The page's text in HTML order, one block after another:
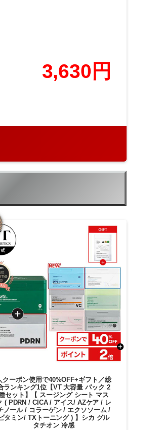
3,630円
クーポン使用で40%OFF+ギフト／総
ランキング1位【VT 大容量 パック 2
セット】【 スージング シート マス
( PDRN / CICA / アイス/ AZケア / レ
ノール / コラーゲン / エクソソーム /
タミン/ TXトーニング ) 】シカ グル
タチオン 冷感